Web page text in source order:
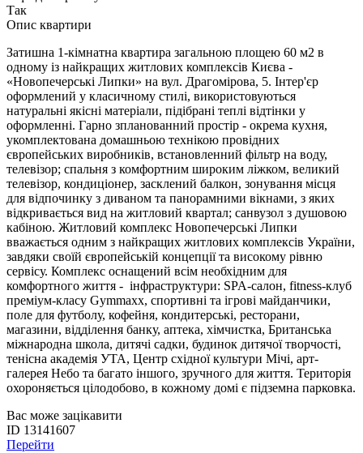
Так
Опис квартири
Затишна 1-кімнатна квартира загальною площею 60 м2 в
одному із найкращих житлових комплексів Києва -
«Новопечерські Липки» на вул. Драгомірова, 5. Інтер'єр
оформлений у класичному стилі, використовуються
натуральні якісні матеріали, підібрані теплі відтінки у
оформленні. Гарно зпланованний простір - окрема кухня,
укомплектована домашньою технікою провідних
європейських виробників, встановленний ​​фільтр на воду,
телевізор; спальня з комфортним широким ліжком, великий
телевізор, кондиціонер, засклений балкон, зонування місця
для відпочинку з диваном та панорамними вікнами, з яких
відкривається вид на житловий квартал; санвузол з душовою
кабіною. Житловий комплекс Новопечерські Липки
вважається одним з найкращих житлових комплексів України,
завдяки своїй європейській концепції та високому рівню
сервісу. Комплекс оснащений всім необхідним для
комфортного життя - інфраструктури: SPA-салон, fitness-клуб
преміум-класу Gymmaxx, спортивні та ігрові майданчики,
поле для футболу, кофейня, кондитерські, ресторани,
магазини, відділення банку, аптека, хімчистка, Британська
міжнародна школа, дитячі садки, будинок дитячої творчості,
тенісна академія УТА, Центр східної культури Мічі, арт-
галерея Небо та багато іншого, зручного для життя. Територія
охороняється цілодобово, в кожному домі є підземна парковка.
Вас може зацікавити
ID 13141607
Перейти